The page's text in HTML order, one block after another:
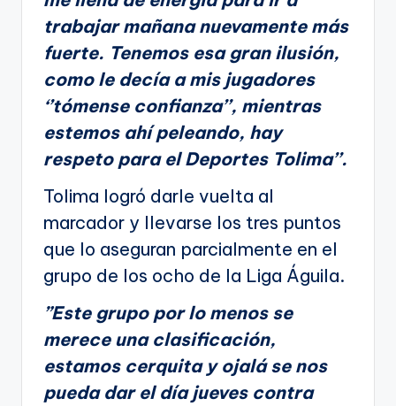
trabajar mañana nuevamente más
fuerte. Tenemos esa gran ilusión,
como le decía a mis jugadores
‘’tómense confianza’’, mientras
estemos ahí peleando, hay
respeto para el Deportes Tolima’’.
Tolima logró darle vuelta al
marcador y llevarse los tres puntos
que lo aseguran parcialmente en el
grupo de los ocho de la Liga Águila.
”Este grupo por lo menos se
merece una clasificación,
estamos cerquita y ojalá se nos
pueda dar el día jueves contra